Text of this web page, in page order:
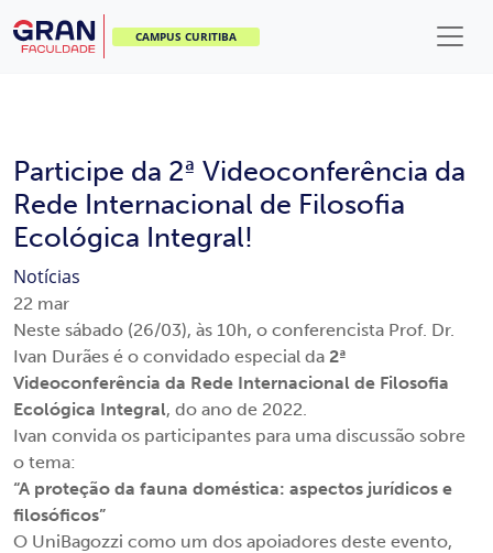
CAMPUS CURITIBA
Participe da 2ª Videoconferência da
Rede Internacional de Filosofia
Ecológica Integral!
Notícias
22 mar
Neste sábado (26/03), às 10h, o conferencista Prof. Dr.
Ivan Durães é o convidado especial da 2ª
Videoconferência da Rede Internacional de Filosofia
Ecológica Integral, do ano de 2022.
Ivan convida os participantes para uma discussão sobre
o tema:
“A proteção da fauna doméstica: aspectos jurídicos e
filosóficos”
O UniBagozzi como um dos apoiadores deste evento,